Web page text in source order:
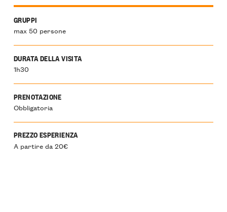
GRUPPI
max 50 persone
DURATA DELLA VISITA
1h30
PRENOTAZIONE
Obbligatoria
PREZZO ESPERIENZA
A partire da 20€